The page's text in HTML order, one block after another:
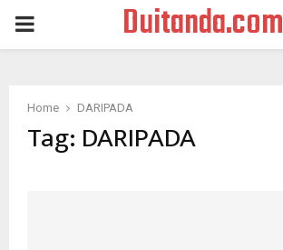
PRIMARY
Duitanda.com
Home DARIPADA
Tag: DARIPADA